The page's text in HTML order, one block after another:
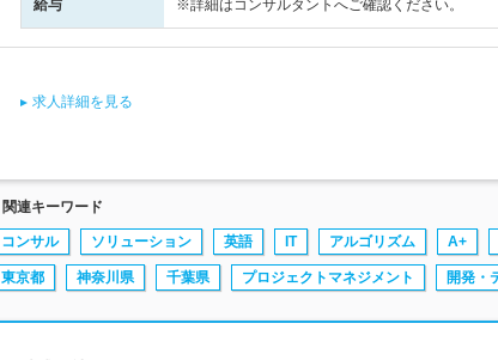
給与 ※詳細はコンサルタントへご確認ください。
求人詳細を見る
関連キーワード
コンサル ソリューション 英語 IT アルゴリズム A+
東京都 神奈川県 千葉県 プロジェクトマネジメント 開発・